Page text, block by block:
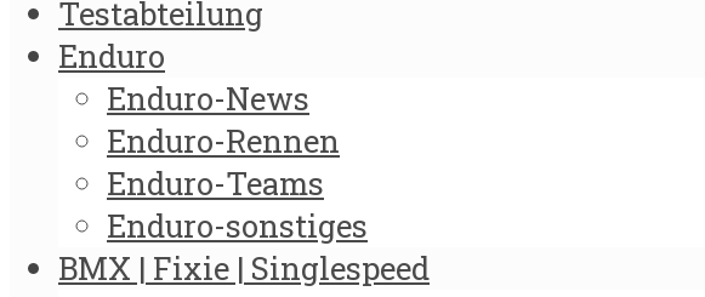
Testabteilung
Enduro
Enduro-News
Enduro-Rennen
Enduro-Teams
Enduro-sonstiges
BMX | Fixie | Singlespeed